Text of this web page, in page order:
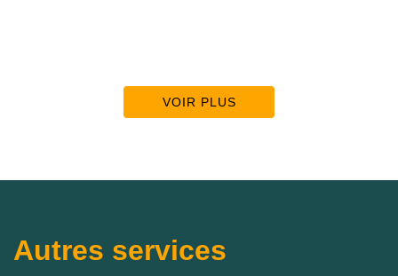
VOIR PLUS
Autres services